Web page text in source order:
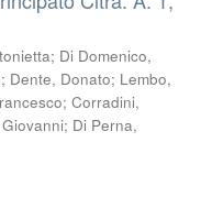
; Di Domenico,
; Dente, Donato; Lembo,
; Corradini,
; Di Perna,